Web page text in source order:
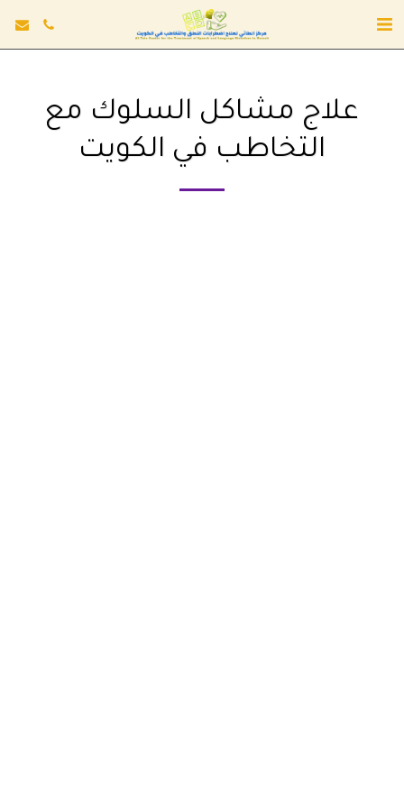
علاج مشاكل السلوك مع
التخاطب في الكويت